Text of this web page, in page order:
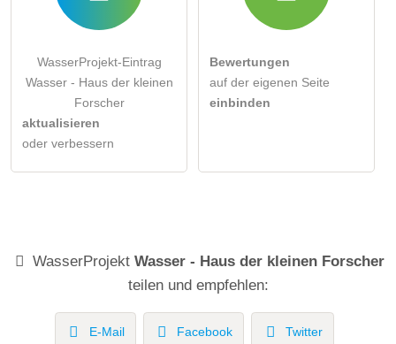
WasserProjekt-Eintrag
Wasser - Haus der kleinen
Forscher
aktualisieren
oder verbessern
Bewertungen
auf der eigenen Seite
einbinden
WasserProjekt Wasser - Haus der kleinen Forscher
teilen und empfehlen:
E-Mail Facebook Twitter